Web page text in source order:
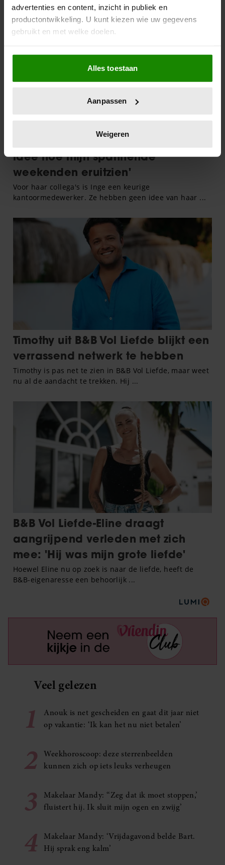
advertenties en content, inzicht in publiek en
productontwikkeling. U kunt kiezen wie uw gegevens
gebruikt en met welke doelen.
Als u het toestaat, willen we ook graag:
Informatie verzamelen over uw geografische
locatie, die tot een paar meter nauwkeurig kan zijn
scannen op specifieke eigenschappen (fingerprinting)
verwerkt en stel uw voorkeuren in het
intrekken in de Cookieverklaring.
personaliseren, om functies voor social media te bieden
en om ons websiteverkeer te analyseren. Ook delen we
informatie over uw gebruik van onze site met onze
partners voor social media, adverteren en analyse. Deze
partners kunnen deze gegevens combineren met andere
informatie die u aan ze heeft verstrekt of die ze hebben
verzameld op basis van uw gebruik van hun services. U
gaat akkoord met onze cookies als u onze website blijft
Alles toestaan
Aanpassen
Weigeren
Veel gelezen
1
Anouk is net gescheiden en gaat dit jaar niet
op vakantie: ‘Ik kan het nu niet betalen’
2
Weekhoroscoop: deze sterrenbeelden
kunnen zich op iets leuks verheugen
3
Makelaar Mandy: ‘‘Zeg dat ik moet stoppen,’
fluistert hij. Ik sluit mijn ogen en zwijg’
4
Makelaar Mandy: ‘Vrijdagavond belde Bart.
Hij sprak eng kalm’